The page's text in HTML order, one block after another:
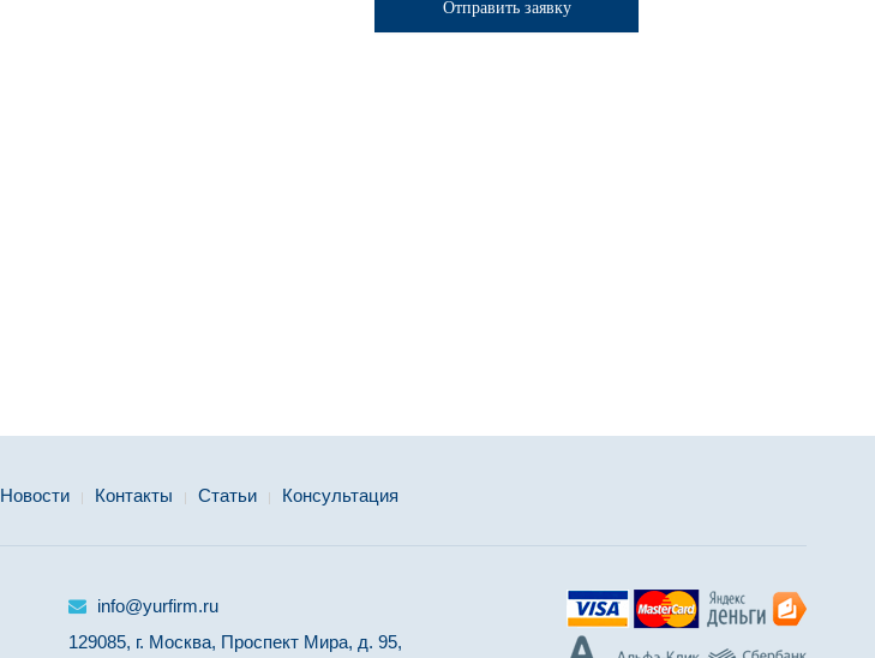
Новости Контакты Статьи Консультация
info@yurfirm.ru
129085, г. Москва, Проспект Мира, д. 95,